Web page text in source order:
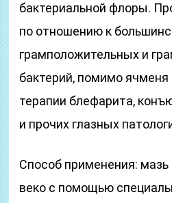
бактериальной флоры.
по отношению к
грамположительных и
бактерий, помимо
терапии блефарита,
и прочих глазных
Способ применения:
веко с помощью